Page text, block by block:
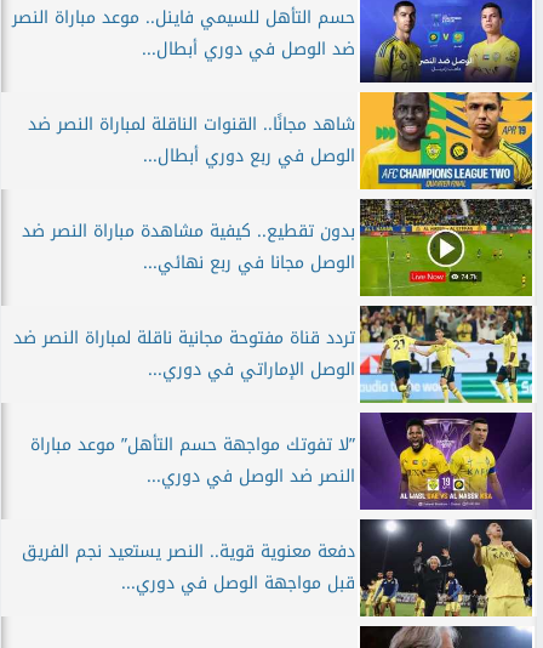
حسم التأهل للسيمي فاينل.. موعد مباراة النصر
ضد الوصل في دوري أبطال...
شاهد مجانًا.. القنوات الناقلة لمباراة النصر ضد
الوصل في ربع دوري أبطال...
بدون تقطيع.. كيفية مشاهدة مباراة النصر ضد
الوصل مجانا في ربع نهائي...
تردد قناة مفتوحة مجانية ناقلة لمباراة النصر ضد
الوصل الإماراتي في دوري...
”لا تفوتك مواجهة حسم التأهل” موعد مباراة
النصر ضد الوصل في دوري...
دفعة معنوية قوية.. النصر يستعيد نجم الفريق
قبل مواجهة الوصل في دوري...